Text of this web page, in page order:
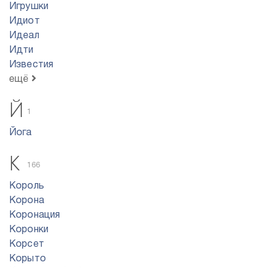
Игрушки
Идиот
Идеал
Идти
Известия
ещё
Й 1
Йога
К 166
Король
Корона
Коронация
Коронки
Корсет
Корыто